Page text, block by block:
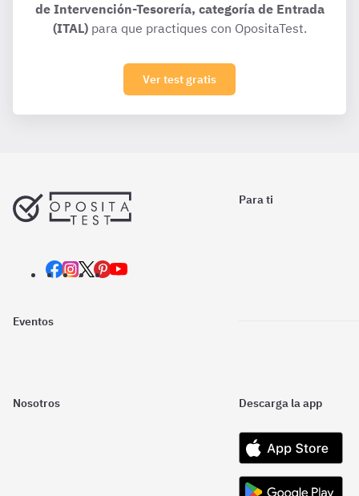
de Intervención-Tesorería, categoría de Entrada
(ITAL)para que practiques con OpositaTest.
Ver test gratis
Para ti
Eventos
Nosotros Descarga la app